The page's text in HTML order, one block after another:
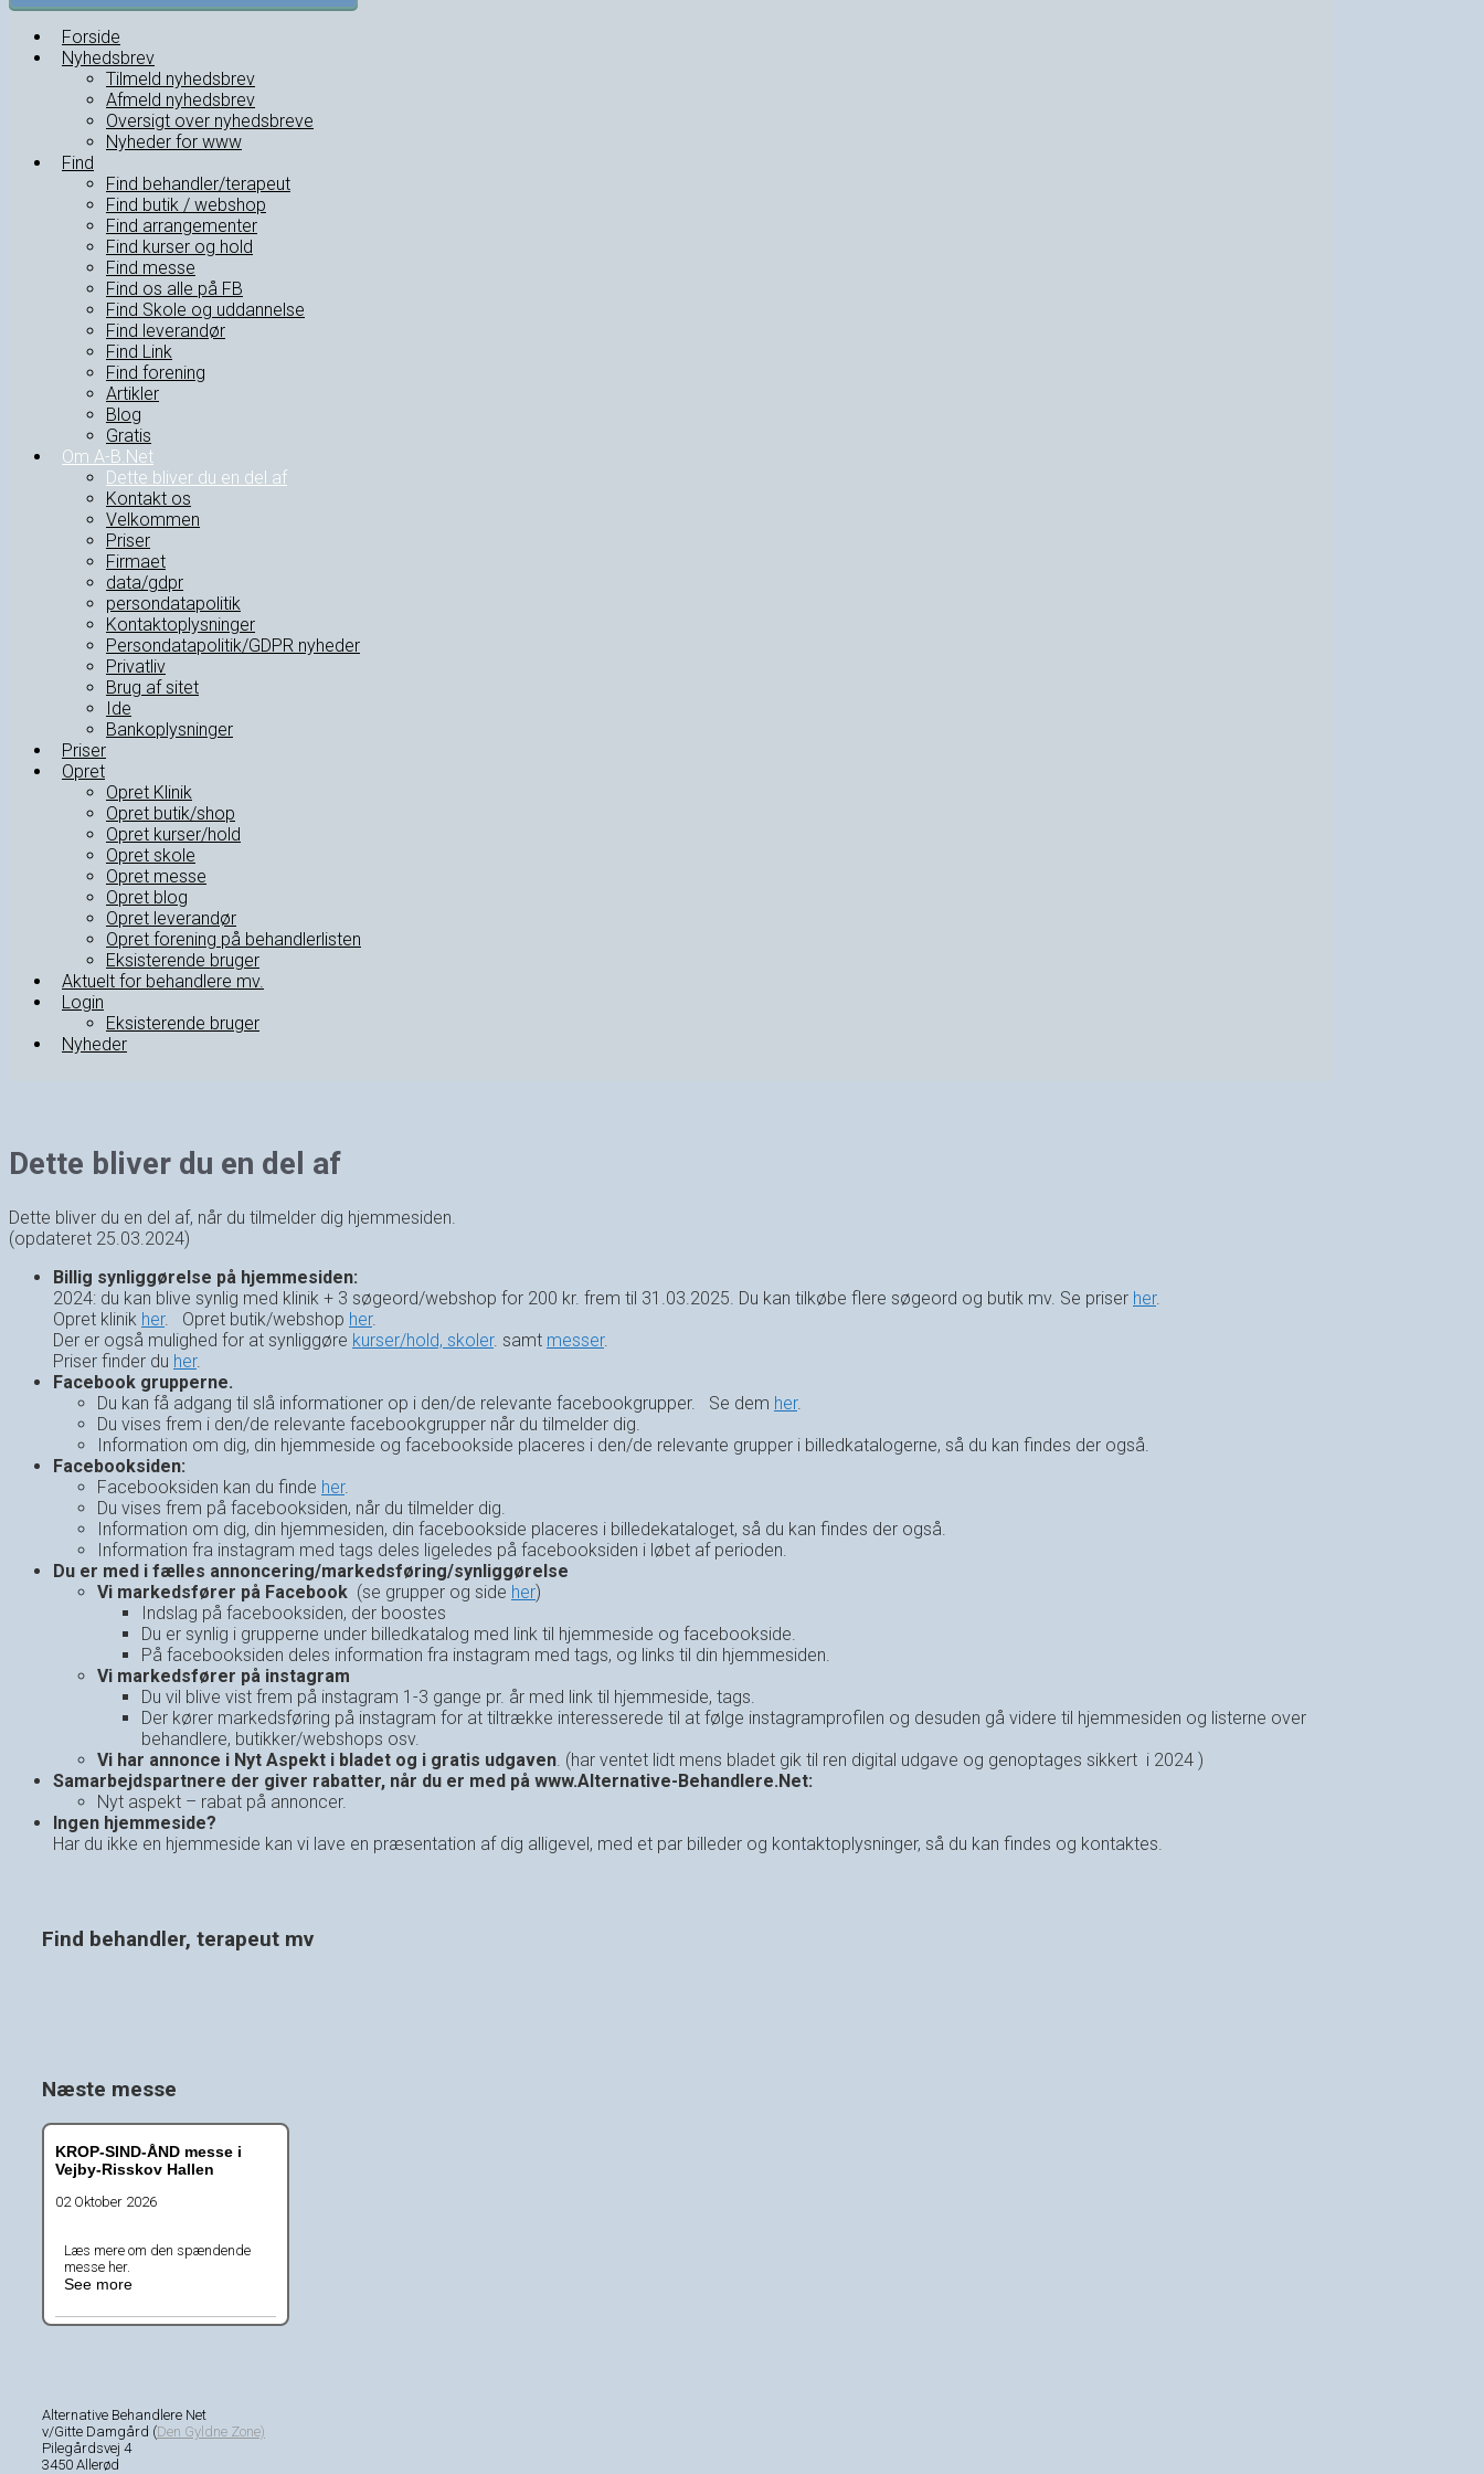
Forside
Nyhedsbrev
Tilmeld nyhedsbrev
Afmeld nyhedsbrev
Oversigt over nyhedsbreve
Nyheder for www
Find
Find behandler/terapeut
Find butik / webshop
Find arrangementer
Find kurser og hold
Find messe
Find os alle på FB
Find Skole og uddannelse
Find leverandør
Find Link
Find forening
Artikler
Blog
Gratis
Om A-B.Net
Dette bliver du en del af
Kontakt os
Velkommen
Priser
Firmaet
data/gdpr
persondatapolitik
Kontaktoplysninger
Persondatapolitik/GDPR nyheder
Privatliv
Brug af sitet
Ide
Bankoplysninger
Priser
Opret
Opret Klinik
Opret butik/shop
Opret kurser/hold
Opret skole
Opret messe
Opret blog
Opret leverandør
Opret forening på behandlerlisten
Eksisterende bruger
Aktuelt for behandlere mv.
Login
Eksisterende bruger
Nyheder
Dette bliver du en del af
Dette bliver du en del af, når du tilmelder dig hjemmesiden.
(opdateret 25.03.2024)
Billig synliggørelse på hjemmesiden:
2024: du kan blive synlig med klinik + 3 søgeord/webshop for 200 kr. frem til 31.03.2025. Du kan tilkøbe flere søgeord og butik mv. Se priser her.
Opret klinik her. Opret butik/webshop her.
Der er også mulighed for at synliggøre kurser/hold, skoler. samt messer.
Priser finder du her.
Facebook grupperne.
Du kan få adgang til slå informationer op i den/de relevante facebookgrupper. Se dem her.
Du vises frem i den/de relevante facebookgrupper når du tilmelder dig.
Information om dig, din hjemmeside og facebookside placeres i den/de relevante grupper i billedkatalogerne, så du kan findes der også.
Facebooksiden:
Facebooksiden kan du finde her.
Du vises frem på facebooksiden, når du tilmelder dig.
Information om dig, din hjemmesiden, din facebookside placeres i billedekataloget, så du kan findes der også.
Information fra instagram med tags deles ligeledes på facebooksiden i løbet af perioden.
Du er med i fælles annoncering/markedsføring/synliggørelse
Vi markedsfører på Facebook (se grupper og side her)
Indslag på facebooksiden, der boostes
Du er synlig i grupperne under billedkatalog med link til hjemmeside og facebookside.
På facebooksiden deles information fra instagram med tags, og links til din hjemmesiden.
Vi markedsfører på instagram
Du vil blive vist frem på instagram 1-3 gange pr. år med link til hjemmeside, tags.
Der kører markedsføring på instagram for at tiltrække interesserede til at følge instagramprofilen og desuden gå videre til hjemmesiden og listerne over
behandlere, butikker/webshops osv.
Vi har annonce i Nyt Aspekt i bladet og i gratis udgaven. (har ventet lidt mens bladet gik til ren digital udgave og genoptages sikkert i 2024 )
Samarbejdspartnere der giver rabatter, når du er med på www.Alternative-Behandlere.Net:
Nyt aspekt – rabat på annoncer.
Ingen hjemmeside?
Har du ikke en hjemmeside kan vi lave en præsentation af dig alligevel, med et par billeder og kontaktoplysninger, så du kan findes og kontaktes.
Find behandler, terapeut mv
Næste messe
KROP-SIND-ÅND messe i
Vejby-Risskov Hallen
02 Oktober 2026
Læs mere om den spændende
messe her.
See more
Alternative Behandlere Net
v/Gitte Damgård (Den Gyldne Zone)
Pilegårdsvej 4
3450 Allerød